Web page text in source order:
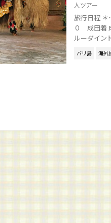
人ツアー
旅行日程
０ 成田着
ルーダイン
バリ島 海外